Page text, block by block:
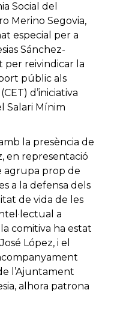
Social del
Merino Segovia,
especial per a
Sánchez-
per reivindicar la
públic als
d’iniciativa
Salari Mínim
la presència de
en representació
agrupa prop de
a la defensa dels
de vida de les
a
comitiva ha estat
López, i el
l’Ajuntament
alhora patrona